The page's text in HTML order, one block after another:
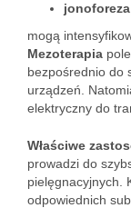
jonoforeza
mogą
Mezoterapia
bezpośrednio do
urządzeń.
elektryczny do
Właściwe
prowadzi do
pielęgnacyjnych.
odpowiednich